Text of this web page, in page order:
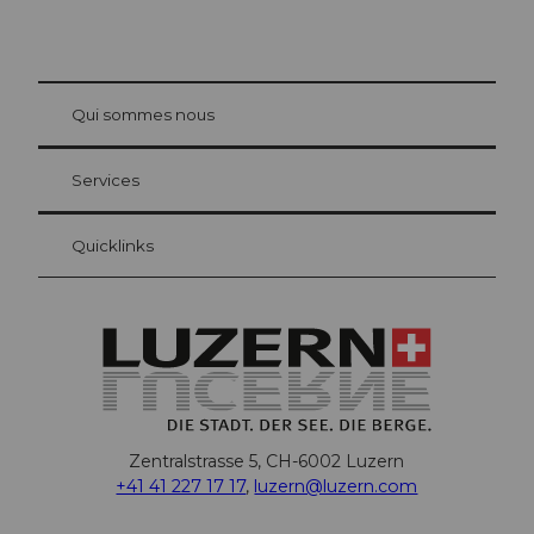
Carte d’hôte Lucerne
Vos avantages en tant qu'hôte pour la nuit
at Bre
Qui sommes nous
Services
Quicklinks
Zentralstrasse 5, CH-6002 Luzern
+41 41 227 17 17, luzern@luzern.com